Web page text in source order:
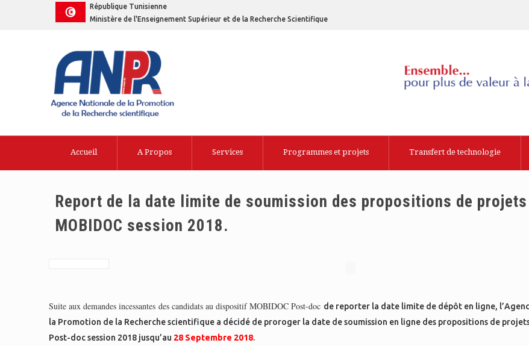
République Tunisienne
Ministère de l'Enseignement Supérieur et de la Recherche Scientifique
Accueil A Propos Services Programmes et projets Transfert de technologie
Report de la date limite de soumission des propositions de projets
MOBIDOC session 2018.
Suite aux demandes incessantes des candidats au dispositif MOBIDOC Post-doc de reporter la date limite de dépôt en ligne,
la Promotion de la Recherche scientifique a décidé de proroger la date de soumission en ligne des propositions de
Post-doc session 2018 jusqu’au 28 Septembre 2018.